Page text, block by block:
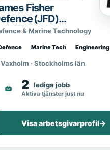
Fisher
(JFD)
& Marine Technology
Marine Tech Engineering
Vaxholm · Stockholms län
2 lediga jobb
Aktiva tjänster just nu
Visa arbetsgivarprofil→